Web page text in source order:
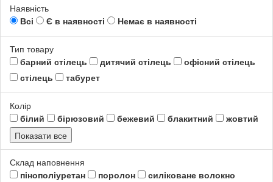
Наявність
Всі
Є в наявності Немає в наявності
Тип товару
барний стілець
дитячий стілець
офісний стілець
стілець
табурет
Колір
білий
бірюзовий бежевий блакитний
жовтий
Показати все
Склад наповнення
пінополіуретан
поролон силіковане волокно